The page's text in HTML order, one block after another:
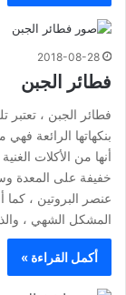
2018-08-28
فطائر الجبن
فطائر الجبن ،
بنكهاتها الرائعة
أنها من الأكلات
خفيفة على المعدة
عنصر البروتين ،
المشكل الشهي ،
أكمل القراءة »